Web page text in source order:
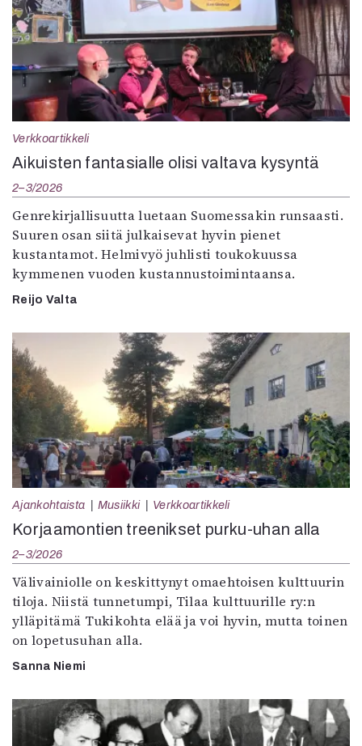
Verkkoartikkeli
Aikuisten fantasialle olisi valtava kysyntä
2–3/2026
Genrekirjallisuutta luetaan Suomessakin runsaasti.
Suuren osan siitä julkaisevat hyvin pienet
kustantamot. Helmivyö juhlisti toukokuussa
kymmenen vuoden kustannustoimintaansa.
Reijo Valta
Ajankohtaista Musiikki Verkkoartikkeli
Korjaamontien treenikset purku-uhan alla
2–3/2026
Välivainiolle on keskittynyt omaehtoisen kulttuurin
tiloja. Niistä tunnetumpi, Tilaa kulttuurille ry:n
ylläpitämä Tukikohta elää ja voi hyvin, mutta toinen
on lopetusuhan alla.
Sanna Niemi